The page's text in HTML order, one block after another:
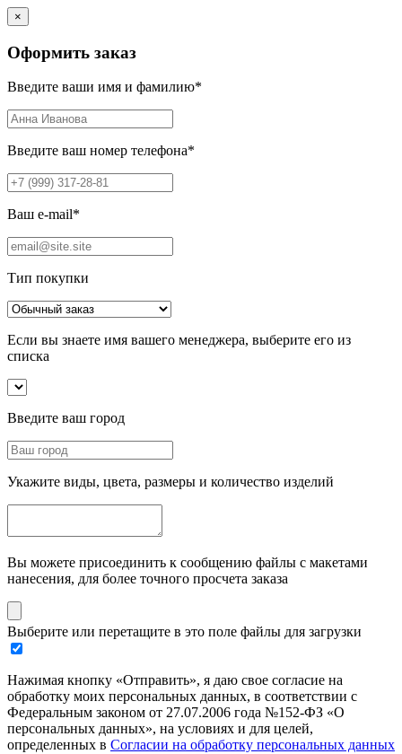
×
Оформить заказ
Введите ваши имя и фамилию*
Введите ваш номер телефона*
Ваш e-mail*
Тип покупки
Если вы знаете имя вашего менеджера, выберите его из
списка
Введите ваш город
Укажите виды, цвета, размеры и количество изделий
Вы можете присоединить к сообщению файлы с макетами
нанесения, для более точного просчета заказа
Выберите или перетащите в это поле файлы для загрузки
Нажимая кнопку «Отправить», я даю свое согласие на
обработку моих персональных данных, в соответствии с
Федеральным законом от 27.07.2006 года №152-ФЗ «О
персональных данных», на условиях и для целей,
определенных в Согласии на обработку персональных данных